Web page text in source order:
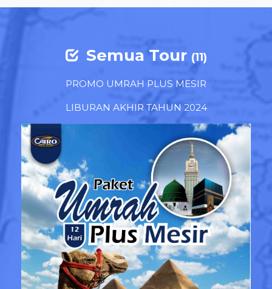
Semua Tour (11)
PROMO UMRAH PLUS MESIR
LIBURAN AKHIR TAHUN 2024